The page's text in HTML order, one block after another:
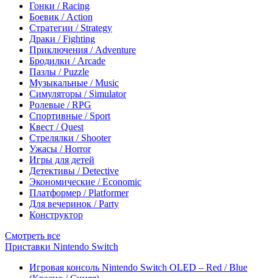
Гонки / Racing
Боевик / Action
Стратегии / Strategy
Драки / Fighting
Приключения / Adventure
Бродилки / Arcade
Пазлы / Puzzle
Музыкальные / Music
Симуляторы / Simulator
Ролевые / RPG
Спортивные / Sport
Квест / Quest
Стрелялки / Shooter
Ужасы / Horror
Игры для детей
Детективы / Detective
Экономические / Economic
Платформер / Platformer
Для вечеринок / Party
Конструктор
Смотреть все
Приставки Nintendo Switch
Игровая консоль Nintendo Switch OLED – Red / Blue